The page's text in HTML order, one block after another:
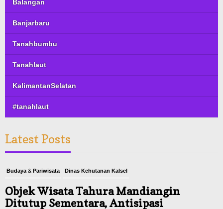
Banjarbaru
Tanahbumbu
Tanahlaut
KalimantanSelatan
#tanahlaut
Latest Posts
Budaya & Pariwisata Dinas Kehutanan Kalsel
Objek Wisata Tahura Mandiangin
Ditutup Sementara, Antisipasi